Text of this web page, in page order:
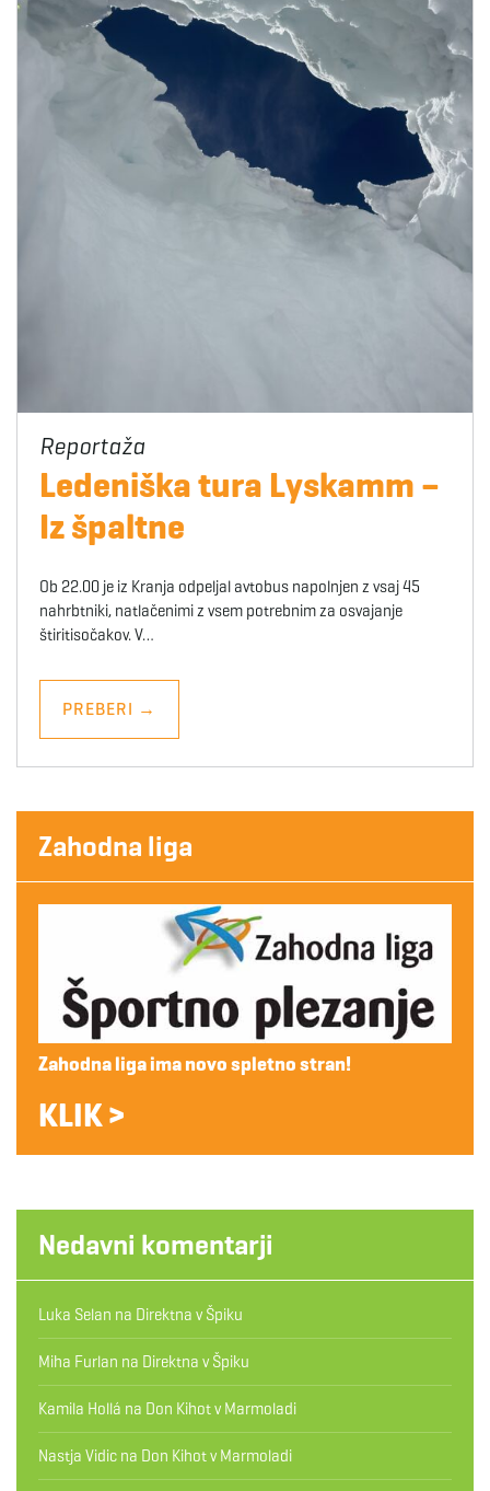
Ledeniška tura Lyskamm –
Iz špaltne
Ob 22.00 je iz Kranja odpeljal avtobus napolnjen z vsaj 45
nahrbtniki, natlačenimi z vsem potrebnim za osvajanje
štiritisočakov. V…
PREBERI →
Zahodna liga
Zahodna liga ima novo spletno stran!
KLIK >
Nedavni komentarji
Luka Selan na Direktna v Špiku
Miha Furlan na Direktna v Špiku
Kamila Hollá na Don Kihot v Marmoladi
Nastja Vidic na Don Kihot v Marmoladi